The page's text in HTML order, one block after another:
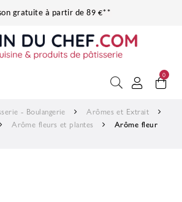
gratuite à partir de 89 €**
0
- Boulangerie
Arômes et Extrait
Arôme fleurs et plantes
Arôme fleur